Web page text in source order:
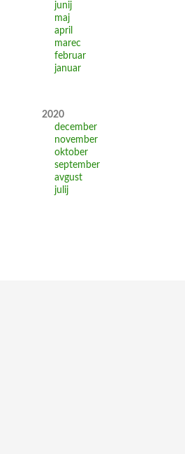
junij
maj
april
marec
februar
januar
2020
december
november
oktober
september
avgust
julij